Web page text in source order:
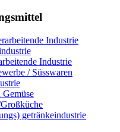
Industrie
Industrie
/ Süsswaren
Gemüse
getränkeindustrie